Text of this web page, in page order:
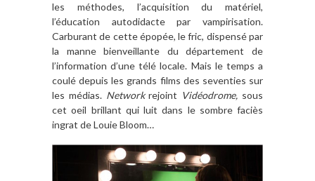
les méthodes, l’acquisition du matériel,
l’éducation autodidacte par vampirisation.
Carburant de cette épopée, le fric, dispensé par
la manne bienveillante du département de
l’information d’une télé locale. Mais le temps a
coulé depuis les grands films des seventies sur
les médias. Networkrejoint Vidéodrome, sous
cet oeil brillant qui luit dans le sombre faciès
ingrat de Louie Bloom…